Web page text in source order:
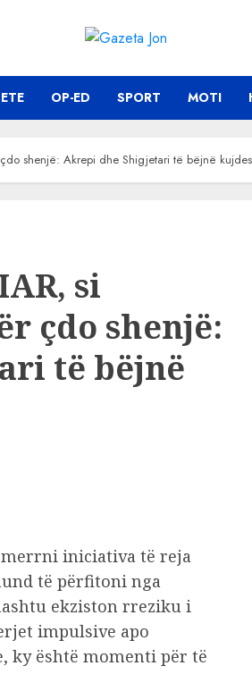
OP-ED SPORT MOTI
shenjë: Akrepi dhe Shigjetari të bëjnë kujdes
si
çdo shenjë:
të bëjnë
iniciativa të reja
të përfitoni nga
ekziston rreziku i
impulsive apo
ky është momenti për të